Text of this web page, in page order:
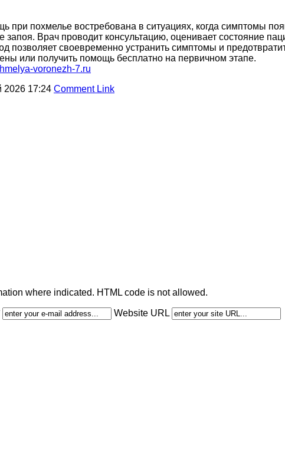
при похмелье востребована в ситуациях, когда симптомы
запоя. Врач проводит консультацию, оценивает состояние
позволяет своевременно устранить симптомы и
или получить помощь бесплатно на первичном этапе.
voronezh-7.ru
17:24 Comment Link
where indicated. HTML code is not allowed.
Website URL